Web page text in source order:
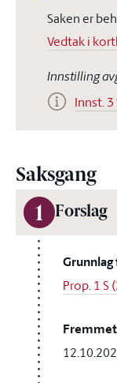
Saken er
Vedtak i
Innstilling
Innst.
Saksgang
1 Forslag
Prop. 1 S